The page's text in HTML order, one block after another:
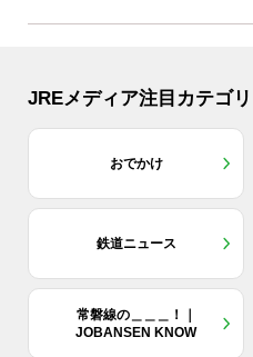
JREメディア注目カテゴリ
おでかけ
鉄道ニュース
常磐線の＿＿＿！｜
JOBANSEN KNOW